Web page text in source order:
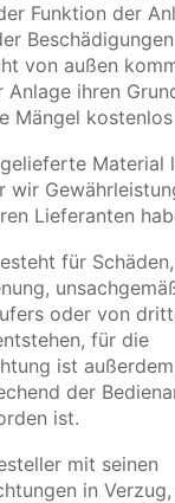
Funktion der
von außen
Anlage ihren
Mängel
Material
wir
Lieferanten
für
oder von
für die
ist
der
ist.
mit seinen
in